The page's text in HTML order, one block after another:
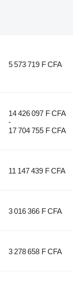
5 573 719 F CFA
14 426 097 F CFA
-
17 704 755 F CFA
11 147 439 F CFA
3 016 366 F CFA
3 278 658 F CFA